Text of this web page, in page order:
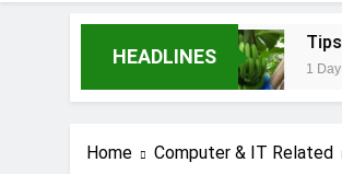
HEADLINES
Tips Menanam
1 Day Ago
Home Computer & IT Related